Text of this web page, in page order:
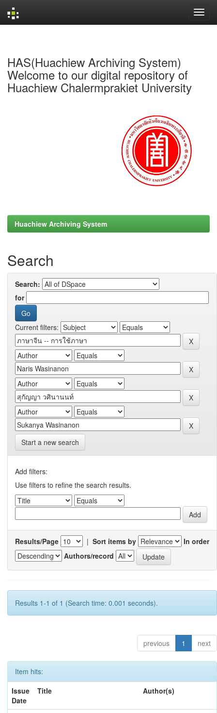
HAS(Huachiew Archiving System)
Welcome to our digital repository of
Huachiew Chalermprakiet University
Huachiew Archiving System
Search
Search:
for
Current filters:
Start a new search
Add filters:
Use filters to refine the search results.
Results/Page | Sort items by
In order
Authors/record
Results 1-1 of 1 (Search time: 0.001 seconds).
previous 1 next
Item hits:
Issue
Date
Title Author(s)